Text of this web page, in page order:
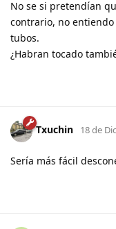
No se si pretendían
contrario, no
tubos.
¿Habran tocado
Txuchin 18 de
Sería más fácil